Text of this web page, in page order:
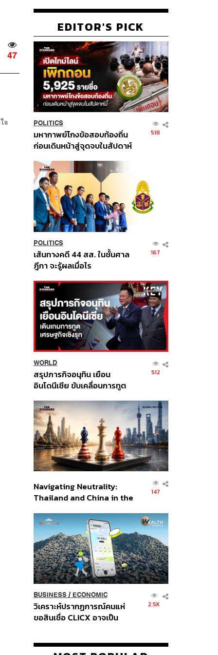
47
จ
EDITOR'S PICK
POLITICS
มหากาพย์โกงข้อสอบท้องถิ่น
ก่อนเดินหน้าสู่จุดจบในสัปดาห์
518
POLITICS
เส้นทางคดี 44 สส. ในชั้นศาล
ฎีกา จะรู้ผลเมื่อไร
167
WORLD
สรุปภารกิจอนุทิน เยือน
อินโดนีเซีย ขับเคลื่อนการทูต
ส่วนยุทธศาสตร์ไทย –
อินโดนีเซีย
512
Navigating Neutrality:
Thailand and China in the
Order
147
BUSINESS/ ECONOMIC
วิเคราะห์ปรากฏการณ์คนแห่
ขอสินเชื่อ CLICX อาจเป็น
ปัญหาหนี้ครัวเรือนไทยที่ถูกซุก
2.5K